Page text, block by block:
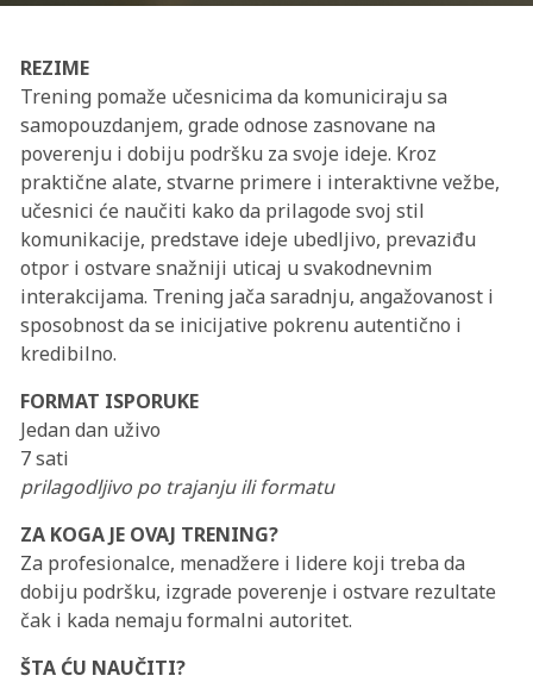
REZIME
Trening pomaže učesnicima da komuniciraju sa
samopouzdanjem, grade odnose zasnovane na
poverenju i dobiju podršku za svoje ideje. Kroz
praktične alate, stvarne primere i interaktivne vežbe,
učesnici će naučiti kako da prilagode svoj stil
komunikacije, predstave ideje ubedljivo, prevaziđu
otpor i ostvare snažniji uticaj u svakodnevnim
interakcijama. Trening jača saradnju, angažovanost i
sposobnost da se inicijative pokrenu autentično i
kredibilno.
FORMAT ISPORUKE
Jedan dan uživo
7 sati
prilagodljivo po trajanju ili formatu
ZA KOGA JE OVAJ TRENING?
Za profesionalce, menadžere i lidere koji treba da
dobiju podršku, izgrade poverenje i ostvare rezultate
čak i kada nemaju formalni autoritet.
ŠTA ĆU NAUČITI?